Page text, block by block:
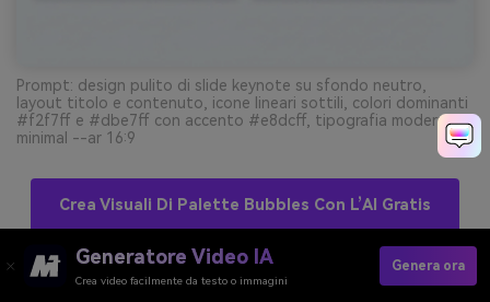
Prompt: design pulito di slide keynote su sfondo neutro,
layout titolo e contenuto, icone lineari sottili, colori dominanti
#f2f7ff e #dbe7ff con accento #e8dcff, tipografia moderna
minimal --ar 16:9
Crea Visuali Di Palette Bubbles Con L’AI Gratis
11) Lagoon Spritz
Generatore Video IA
Crea video facilmente da testo o immagini
Genera ora